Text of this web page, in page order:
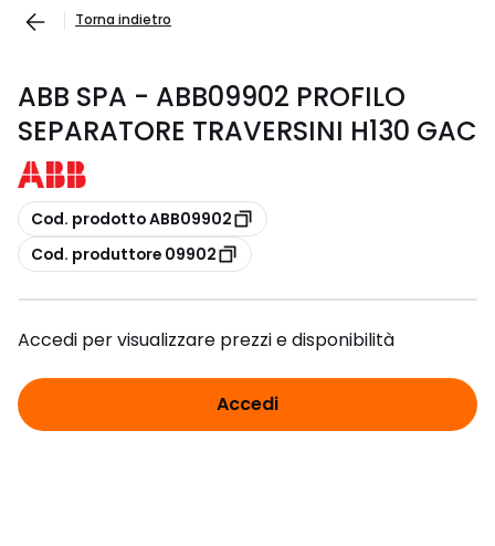
Torna indietro
ABB SPA - ABB09902 PROFILO
SEPARATORE TRAVERSINI H130 GAC
copia
Cod. prodotto ABB09902
copia
Cod. produttore 09902
Accedi per visualizzare prezzi e disponibilità
Accedi